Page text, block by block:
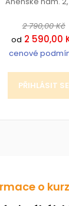
2 790,00 Kč
od 2 590,00
cenové
PŘIHLÁSIT SE
o